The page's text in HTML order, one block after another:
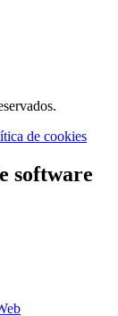
de cookies
software